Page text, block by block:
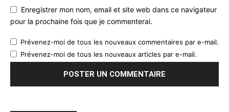
Enregistrer mon nom, email et site web dans ce navigateur
pour la prochaine fois que je commenterai.
Prévenez-moi de tous les nouveaux commentaires par e-mail.
Prévenez-moi de tous les nouveaux articles par e-mail.